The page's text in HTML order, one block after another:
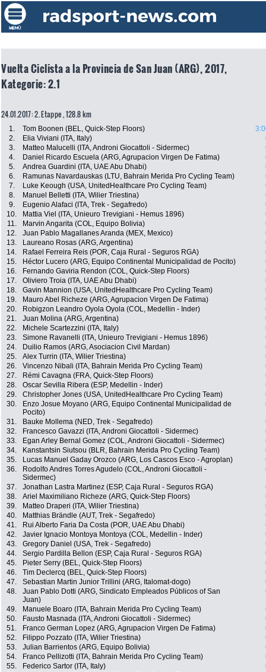
Vuelta Ciclista a la Provincia de San Juan (ARG), 2017,
Kategorie: 2.1
24.01.2017: 2. Etappe , 128.8 km
1. Tom Boonen (BEL, Quick-Step Floors)
2.
Elia Viviani (ITA, Italy)
3.
Matteo Malucelli (ITA, Androni Giocattoli - Sidermec)
4.
Daniel Ricardo Escuela (ARG, Agrupacion Virgen De Fatima)
5.
Andrea Guardini (ITA, UAE Abu Dhabi)
6.
Ramunas Navardauskas (LTU, Bahrain Merida Pro Cycling Team)
7.
Luke Keough (USA, UnitedHealthcare Pro Cycling Team)
8.
Manuel Belletti (ITA, Wilier Triestina)
9.
Eugenio Alafaci (ITA, Trek - Segafredo)
10.
Mattia Viel (ITA, Unieuro Trevigiani - Hemus 1896)
11.
Marvin Angarita (COL, Equipo Bolivia)
12.
Juan Pablo Magallanes Aranda (MEX, Mexico)
13.
Laureano Rosas (ARG, Argentina)
14.
Rafael Ferreira Reis (POR, Caja Rural - Seguros RGA)
15.
Héctor Lucero (ARG, Equipo Continental Municipalidad de Pocito)
16.
Fernando Gaviria Rendon (COL, Quick-Step Floors)
17.
Oliviero Troia (ITA, UAE Abu Dhabi)
18.
Gavin Mannion (USA, UnitedHealthcare Pro Cycling Team)
19.
Mauro Abel Richeze (ARG, Agrupacion Virgen De Fatima)
20.
Robigzon Leandro Oyola Oyola (COL, Medellin - Inder)
21.
Juan Molina (ARG, Argentina)
22.
Michele Scartezzini (ITA, Italy)
23.
Simone Ravanelli (ITA, Unieuro Trevigiani - Hemus 1896)
24.
Duilio Ramos (ARG, Asociacion Civil Mardan)
25.
Alex Turrin (ITA, Wilier Triestina)
26.
Vincenzo Nibali (ITA, Bahrain Merida Pro Cycling Team)
27.
Rémi Cavagna (FRA, Quick-Step Floors)
28.
Oscar Sevilla Ribera (ESP, Medellin - Inder)
29.
Christopher Jones (USA, UnitedHealthcare Pro Cycling Team)
30.
Enzo Josue Moyano (ARG, Equipo Continental Municipalidad de
Pocito)
31. Bauke Mollema (NED, Trek - Segafredo)
32.
Francesco Gavazzi (ITA, Androni Giocattoli - Sidermec)
33.
Egan Arley Bernal Gomez (COL, Androni Giocattoli - Sidermec)
34.
Kanstantsin Siutsou (BLR, Bahrain Merida Pro Cycling Team)
35.
Lucas Manuel Gaday Orozco (ARG, Los Cascos Esco - Agroplan)
36.
Rodolfo Andres Torres Agudelo (COL, Androni Giocattoli -
Sidermec)
37. Jonathan Lastra Martinez (ESP, Caja Rural - Seguros RGA)
38.
Ariel Maximiliano Richeze (ARG, Quick-Step Floors)
39.
Matteo Draperi (ITA, Wilier Triestina)
40.
Matthias Brändle (AUT, Trek - Segafredo)
41.
Rui Alberto Faria Da Costa (POR, UAE Abu Dhabi)
42.
Javier Ignacio Montoya Montoya (COL, Medellin - Inder)
43.
Gregory Daniel (USA, Trek - Segafredo)
44.
Sergio Pardilla Bellon (ESP, Caja Rural - Seguros RGA)
45.
Pieter Serry (BEL, Quick-Step Floors)
46.
Tim Declercq (BEL, Quick-Step Floors)
47.
Sebastian Martin Junior Trillini (ARG, Italomat-dogo)
48.
Juan Pablo Dotti (ARG, Sindicato Empleados Públicos of San
Juan)
49. Manuele Boaro (ITA, Bahrain Merida Pro Cycling Team)
50.
Fausto Masnada (ITA, Androni Giocattoli - Sidermec)
51.
Franco German Lopez (ARG, Agrupacion Virgen De Fatima)
52.
Filippo Pozzato (ITA, Wilier Triestina)
53.
Julian Barrientos (ARG, Equipo Bolivia)
54.
Franco Pellizotti (ITA, Bahrain Merida Pro Cycling Team)
55.
Federico Sartor (ITA, Italy)